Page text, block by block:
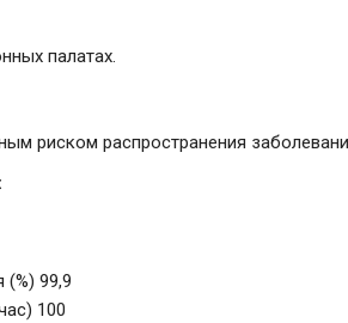
палатах.
риском распространения
(%) 99,9
100